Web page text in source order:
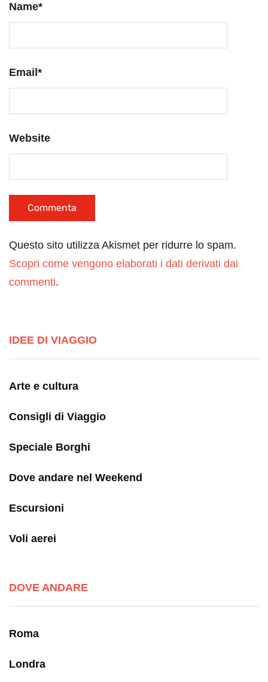
Name*
Email *
Website
Questo sito utilizza Akismet per ridurre lo spam.
Scopri come vengono elaborati i dati derivati dai
commenti.
IDEE DI VIAGGIO
Arte e cultura
Consigli di Viaggio
Speciale Borghi
Dove andare nel Weekend
Escursioni
Voli aerei
DOVE ANDARE
Roma
Londra